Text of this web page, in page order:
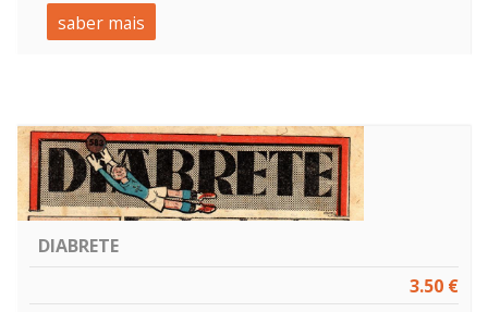
saber mais
DIABRETE
3.50 €